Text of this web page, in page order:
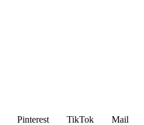
Pinterest TikTok Mail